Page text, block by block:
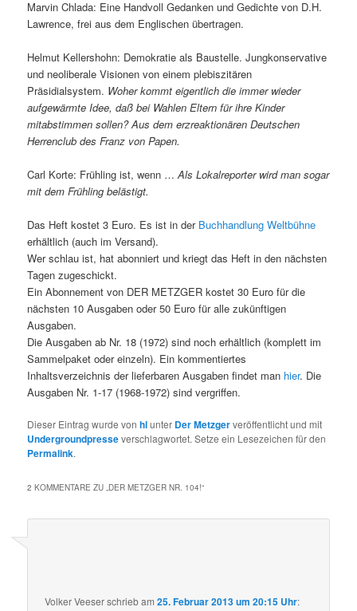
Marvin Chlada: Eine Handvoll Gedanken und Gedichte von D.H.
Lawrence, frei aus dem Englischen übertragen.
Helmut Kellershohn: Demokratie als Baustelle. Jungkonservative
und neoliberale Visionen von einem plebiszitären
Präsidialsystem. Woher kommt eigentlich die immer wieder
aufgewärmte Idee, daß bei Wahlen Eltern für ihre Kinder
mitabstimmen sollen? Aus dem erzreaktionären Deutschen
Herrenclub des Franz von Papen.
Carl Korte: Frühling ist, wenn … Als Lokalreporter wird man sogar
mit dem Frühling belästigt.
Das Heft kostet 3 Euro. Es ist in der Buchhandlung Weltbühne
erhältlich (auch im Versand).
Wer schlau ist, hat abonniert und kriegt das Heft in den nächsten
Tagen zugeschickt.
Ein Abonnement von DER METZGER kostet 30 Euro für die
nächsten 10 Ausgaben oder 50 Euro für alle zukünftigen
Ausgaben.
Die Ausgaben ab Nr. 18 (1972) sind noch erhältlich (komplett im
Sammelpaket oder einzeln). Ein kommentiertes
Inhaltsverzeichnis der lieferbaren Ausgaben findet man hier. Die
Ausgaben Nr. 1-17 (1968-1972) sind vergriffen.
Dieser Eintrag wurde vonhlunter Der Metzgerveröffentlicht und mit
Undergroundpresseverschlagwortet. Setze ein Lesezeichen für den
Permalink.
2 KOMMENTARE ZU „DER METZGER NR. 104!“
Volker Veeserschriebam25. Februar 2013 um 20:15 Uhr: